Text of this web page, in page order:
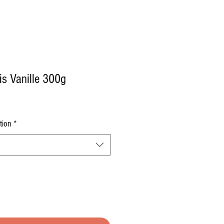
Vanille 300g
*